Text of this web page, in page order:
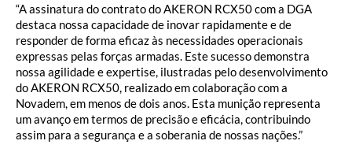
“A assinatura do contrato do AKERON RCX50 com a DGA
destaca nossa capacidade de inovar rapidamente e de
responder de forma eficaz às necessidades operacionais
expressas pelas forças armadas. Este sucesso demonstra
nossa agilidade e expertise, ilustradas pelo desenvolvimento
do AKERON RCX50, realizado em colaboração com a
Novadem, em menos de dois anos. Esta munição representa
um avanço em termos de precisão e eficácia, contribuindo
assim para a segurança e a soberania de nossas nações.”